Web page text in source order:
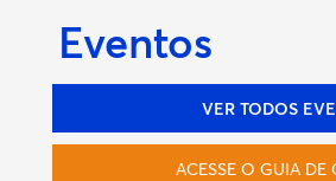
Eventos
VER TODOS
ACESSE O GUIA DE